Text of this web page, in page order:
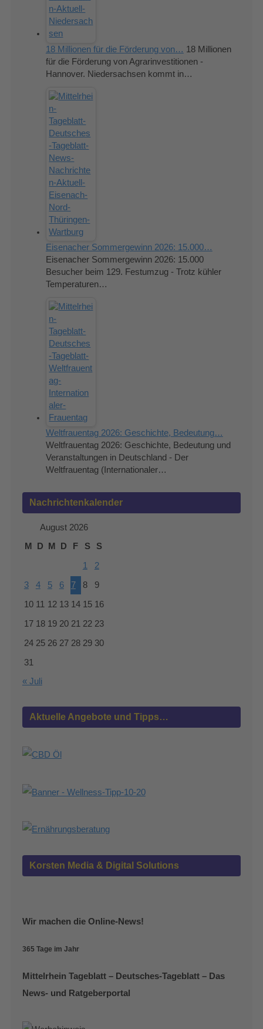
18 Millionen für die Förderung von… 18 Millionen
für die Förderung von Agrarinvestitionen -
Hannover. Niedersachsen kommt in…
Eisenacher Sommergewinn 2026: 15.000…
Eisenacher Sommergewinn 2026: 15.000
Besucher beim 129. Festumzug - Trotz kühler
Temperaturen…
Weltfrauentag 2026: Geschichte, Bedeutung…
Weltfrauentag 2026: Geschichte, Bedeutung und
Veranstaltungen in Deutschland - Der
Weltfrauentag (Internationaler…
Nachrichtenkalender
August 2026
M
D M D F S S
1 2
3 4 5 6 7 8 9
10 11 12 13 14 15 16
17 18 19 20 21 22 23
24 25 26 27 28 29 30
31
« Juli
Aktuelle Angebote und Tipps…
Korsten Media & Digital Solutions
Wir machen die Online-News!
365 Tage im Jahr
Mittelrhein Tageblatt – Deutsches-Tageblatt – Das
News- und Ratgeberportal